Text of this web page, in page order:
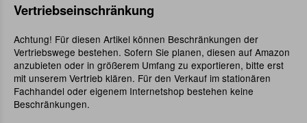
Vertriebseinschränkung
Achtung! Für diesen Artikel können Beschränkungen der
Vertriebswege bestehen. Sofern Sie planen, diesen auf Amazon
anzubieten oder in größerem Umfang zu exportieren, bitte erst
mit unserem Vertrieb klären. Für den Verkauf im stationären
Fachhandel oder eigenem Internetshop bestehen keine
Beschränkungen.